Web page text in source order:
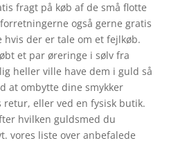
fragt på køb af de små flotte
også gerne gratis
hvis der er tale om et fejlkøb.
et par øreringe i sølv fra
heller ville have dem i guld så
at ombytte dine smykker
retur, eller ved en fysisk butik.
hvilken guldsmed du
vores liste over anbefalede